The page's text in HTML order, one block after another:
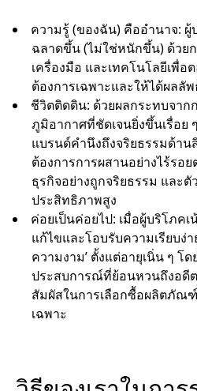
ความรู้ (ของฉัน) คืออำนาจ: ผู้
ฉลาดขึ้น (ไม่ใช่หนักขึ้น) ด้วย
เครื่องมือ และเทคโนโลยีเพื่อ
ต้องการเฉพาะและให้ได้ผลลั
ชีวิตติดดิน: ด้วยผลกระทบจาก
ภูมิอากาศที่ชัดเจนยิ่งขึ้นเรื่อย
แบรนด์คำนึงถึงจริยธรรมด้าน
ต้องการการผสานอย่างไร้รอ
ธุรกิจอย่างถูกจริยธรรม และ
ประสิทธิภาพสูง
ค่อยเป็นค่อยไป: เมื่อผู้บริโภค
แก้ไขและโอบรับความเรียบง่า
ความงาม’ ตั้งแต่อายุเนิ่น ๆ โ
ประสบการณ์ที่ย้อนหวนถึงอดี
สัมผัสในการเลือกซื้อผลิตภัณ
เฉพาะ